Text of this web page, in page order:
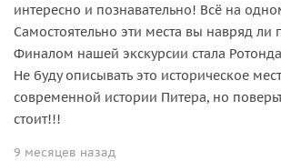
интересно и познавательно! Всё на
Самостоятельно эти места вы навряд ли
Финалом нашей экскурсии стала
Не буду описывать это историческое
современной истории Питера, но
стоит!!!
9 месяцев назад